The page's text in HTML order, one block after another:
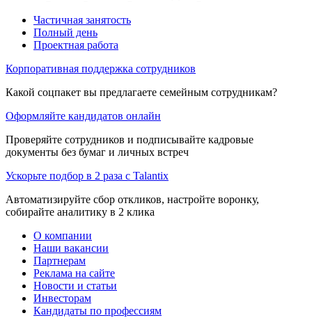
Частичная занятость
Полный день
Проектная работа
Корпоративная поддержка сотрудников
Какой соцпакет вы предлагаете семейным сотрудникам?
Оформляйте кандидатов онлайн
Проверяйте сотрудников и подписывайте кадровые
документы без бумаг и личных встреч
Ускорьте подбор в 2 раза с Talantix
Автоматизируйте сбор откликов, настройте воронку,
собирайте аналитику в 2 клика
О компании
Наши вакансии
Партнерам
Реклама на сайте
Новости и статьи
Инвесторам
Кандидаты по профессиям